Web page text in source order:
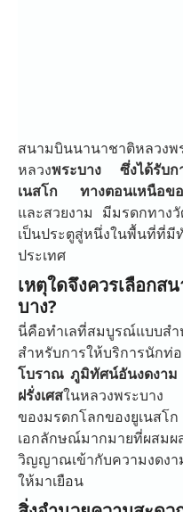
สนามบินนานาชาติหลว
หลวงพระบาง ซึ่งได้รับก
เนสโก ทางตอนเหนือขอ
และสวยงาม มีมรดกทา
เป็นประตูสู่หนึ่งในพื้นที่ที่มี
ประเทศ
เหตุใดจึงควรเลือก
บาง?
นี่คือทำเลที่สมบูรณ์แบบ
สำหรับการให้บริการนักท่
โบราณ ภูมิทัศน์อันงดงาม
ฝรั่งเศสในหลวงพระบาง
ของมรดกโลกของยูเนส
เอกลักษณ์มากมายที่ผสมผ
วิญญาณเข้ากับความงดง
ให้มาเยือน